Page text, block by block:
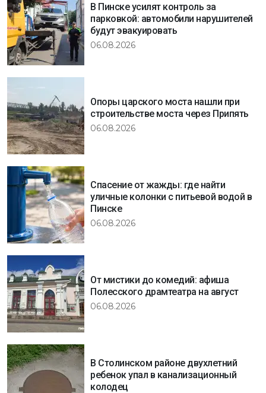
В Пинске усилят контроль за
парковкой: автомобили нарушителей
будут эвакуировать
06.08.2026
Опоры царского моста нашли при
строительстве моста через Припять
06.08.2026
Спасение от жажды: где найти
уличные колонки с питьевой водой в
Пинске
06.08.2026
От мистики до комедий: афиша
Полесского драмтеатра на август
06.08.2026
В Столинском районе двухлетний
ребенок упал в канализационный
колодец